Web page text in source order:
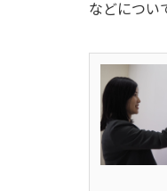
などについ